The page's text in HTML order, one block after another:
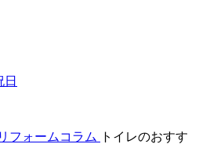
リフォームコラム
トイレのおすす